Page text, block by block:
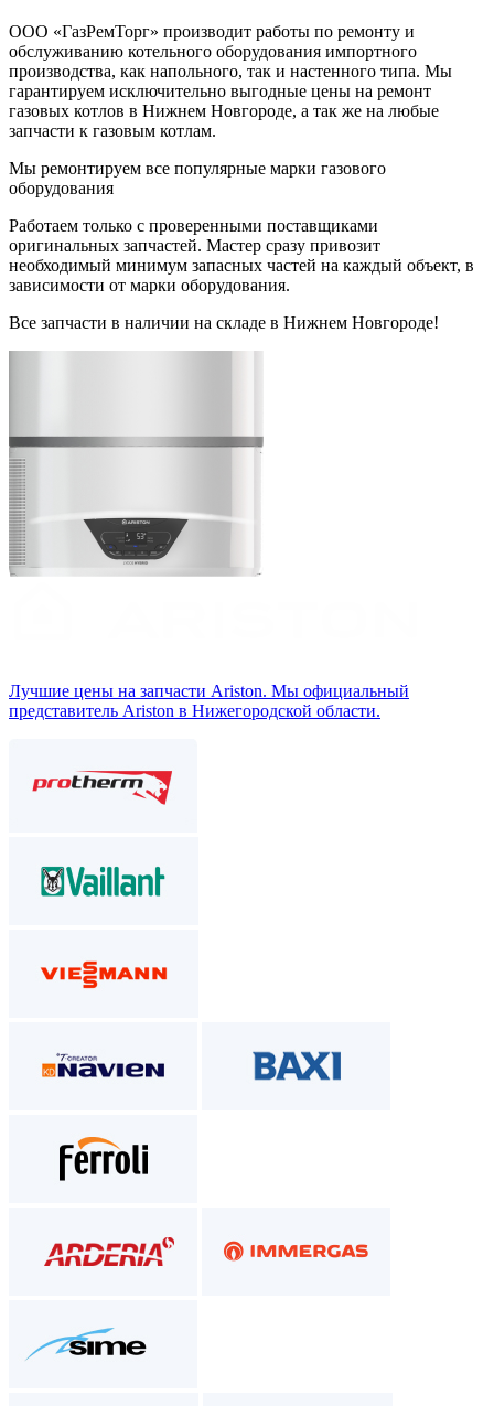
ООО «ГазРемТорг» производит работы по ремонту и
обслуживанию котельного оборудования импортного
производства, как напольного, так и настенного типа. Мы
гарантируем исключительно выгодные цены на ремонт
газовых котлов в Нижнем Новгороде, а так же на любые
запчасти к газовым котлам.
Мы ремонтируем все популярные марки газового
оборудования
Работаем только с проверенными поставщиками
оригинальных запчастей. Мастер сразу привозит
необходимый минимум запасных частей на каждый объект, в
зависимости от марки оборудования.
Все запчасти в наличии на складе в Нижнем Новгороде!
Лучшие цены на запчасти Аriston. Мы официальный
представитель Ariston в Нижегородской области.